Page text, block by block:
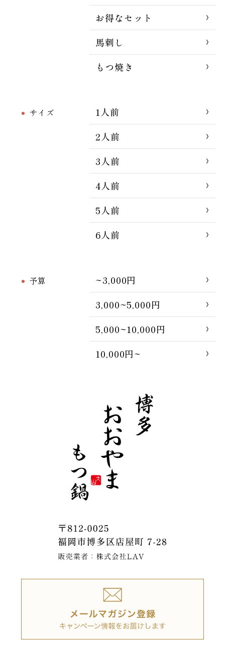
お得なセット
馬刺し
もつ焼き
サイズ
1人前
2人前
3人前
4人前
5人前
6人前
予算
~3,000円
3,000~5,000円
5,000~10,000円
10,000円~